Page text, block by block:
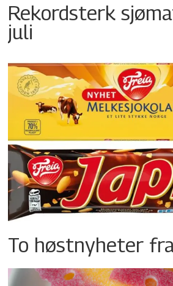
Rekordsterk
juli
To høstnyheter